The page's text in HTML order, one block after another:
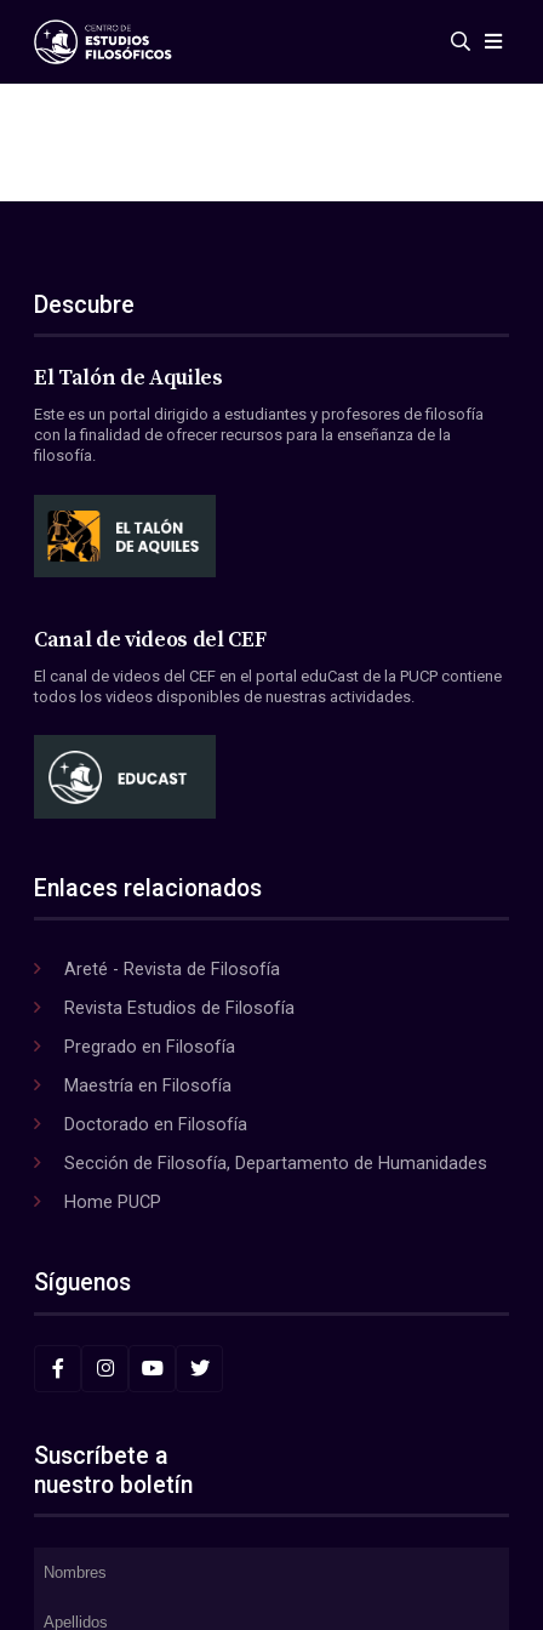
Eventos
ES
EN
Acerca de nosotros
Miembros
Convenios
Descubre
El Talón de Aquiles
Este es un portal dirigido a estudiantes y profesores de filosofía
con la finalidad de ofrecer recursos para la enseñanza de la
filosofía.
Canal de videos del CEF
El canal de videos del CEF en el portal eduCast de la PUCP contiene
todos los videos disponibles de nuestras actividades.
Enlaces relacionados
Areté - Revista de Filosofía
Revista Estudios de Filosofía
Pregrado en Filosofía
Maestría en Filosofía
Doctorado en Filosofía
Sección de Filosofía, Departamento de Humanidades
Home PUCP
Síguenos
Suscríbete a
nuestro boletín